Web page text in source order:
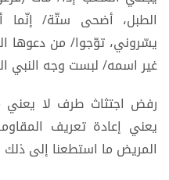
الطبل، أضحى ستّة/ إنّما
يسّروني، توّجوا/ من دعوها
غير اسمه/ لبست وجه النبي
رفض اجتثاث طرف لا يعني
يعني إعادة تعريف
المريض ما استطعنا إلى ذلك